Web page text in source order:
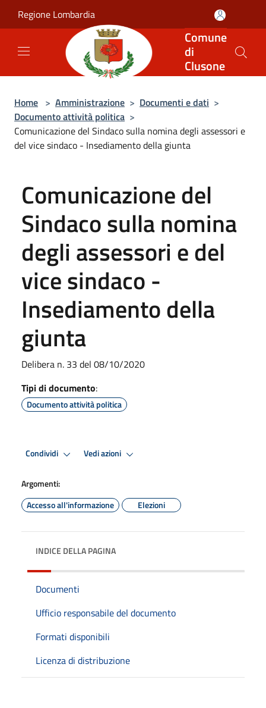
Regione Lombardia
Comune
di
Clusone
Home > Amministrazione > Documenti e dati >
Documento attività politica >
Comunicazione del Sindaco sulla nomina degli assessori e
del vice sindaco - Insediamento della giunta
Comunicazione del
Sindaco sulla nomina
degli assessori e del
vice sindaco -
Insediamento della
giunta
Delibera n. 33 del 08/10/2020
Tipi di documento:
Documento attività politica
Condividi Vedi azioni
Argomenti:
Accesso all'informazione
Elezioni
INDICE DELLA PAGINA
Documenti
Ufficio responsabile del documento
Formati disponibili
Licenza di distribuzione